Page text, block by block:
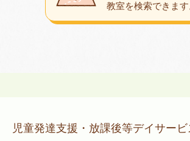
教室を検索できます
児童発達支援・放課後等デイサー